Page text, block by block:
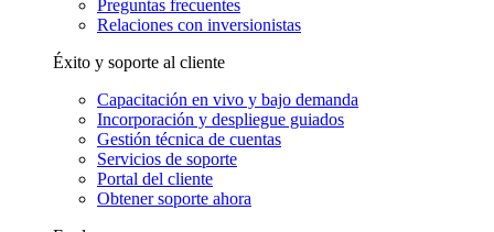
Preguntas frecuentes
Relaciones con inversionistas
Éxito y soporte al cliente
Capacitación en vivo y bajo demanda
Incorporación y despliegue guiados
Gestión técnica de cuentas
Servicios de soporte
Portal del cliente
Obtener soporte ahora